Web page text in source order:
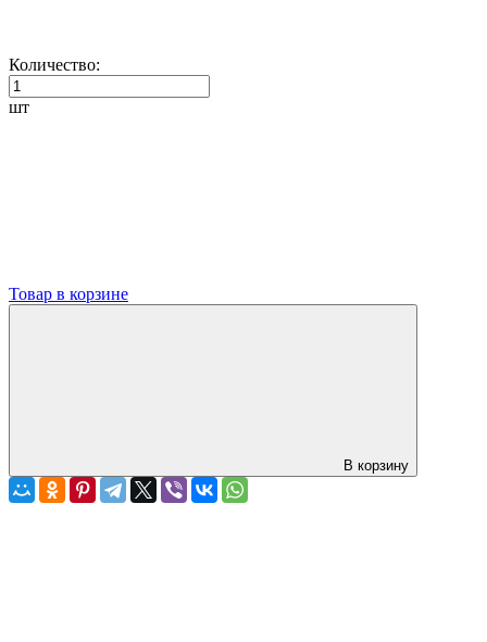
Количество:
шт
Товар в корзине
В корзину